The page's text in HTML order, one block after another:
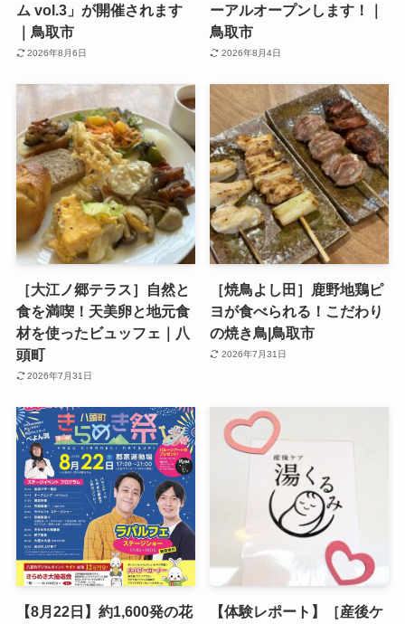
ム vol.3」が開催されます
｜鳥取市
2026年8月6日
ーアルオープンします！｜
鳥取市
2026年8月4日
［大江ノ郷テラス］自然と
食を満喫！天美卵と地元食
材を使ったビュッフェ｜八
頭町
2026年7月31日
［焼鳥よし田］鹿野地鶏ピ
ヨが食べられる！こだわり
の焼き鳥|鳥取市
2026年7月31日
【8月22日】約1,600発の花
【体験レポート】［産後ケ